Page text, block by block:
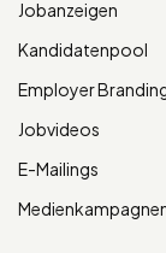
Jobanzeigen
Kandidatenpool
Employer
Jobvideos
E-Mailings